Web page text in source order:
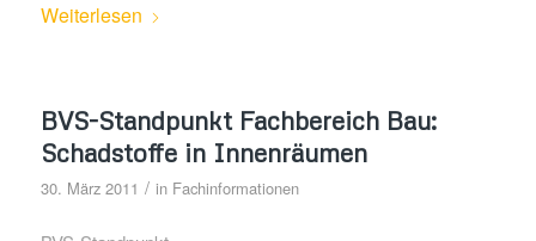
Weiterlesen
BVS-Standpunkt Fachbereich Bau:
Schadstoffe in Innenräumen
30. März 2011 / in Fachinformationen